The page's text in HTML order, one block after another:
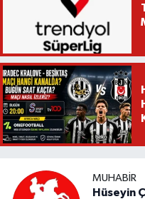
MUHABIR
Hüseyin